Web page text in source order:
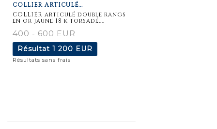
COLLIER ARTICULÉ...
COLLIER articulé double rangs
en or jaune 18 k torsadé,...
400 - 600 EUR
Résultat 1 200 EUR
Résultats sans frais